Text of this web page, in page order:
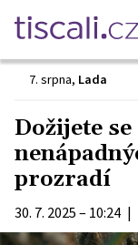
7. srpna, Lada
Dožijete
prozradí
30. 7. 2025 – 10:24 |